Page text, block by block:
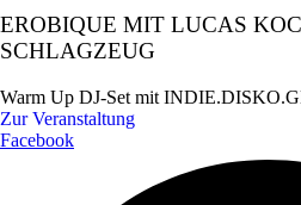
EROBIQUE MIT LUCAS
SCHLAGZEUG
Warm Up DJ-Set mit
Zur Veranstaltung
Facebook